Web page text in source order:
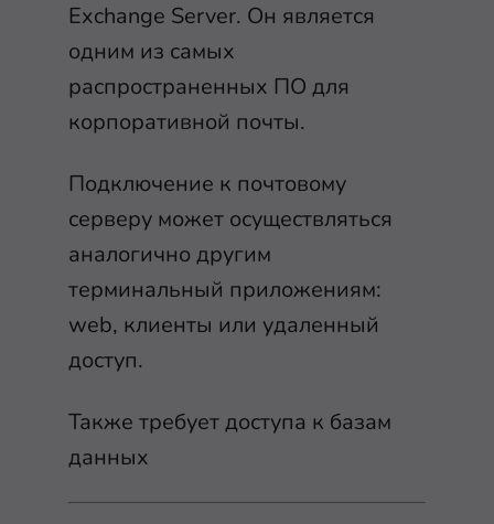
Exchange Server. Он является
одним из самых
распространенных ПО для
корпоративной почты.
Подключение к почтовому
серверу может осуществляться
аналогично другим
терминальный приложениям:
web, клиенты или удаленный
доступ.
Также требует доступа к базам
данных